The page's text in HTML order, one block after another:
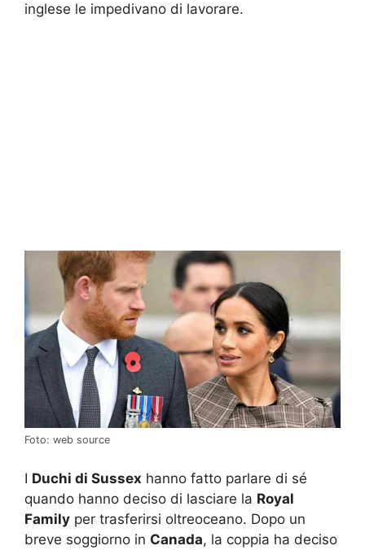
inglese le impedivano di lavorare.
Foto: web source
I Duchi di Sussex hanno fatto parlare di sé
quando hanno deciso di lasciare la Royal
Family per trasferirsi oltreoceano. Dopo un
breve soggiorno in Canada, la coppia ha deciso